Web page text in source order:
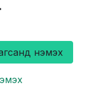
нэмэх